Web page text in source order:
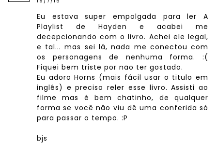
Eu estava super empolgada para ler A
Playlist de Hayden e acabei me
decepcionando com o livro. Achei ele legal,
e tal... mas sei lá, nada me conectou com
os personagens de nenhuma forma. :(
Fiquei bem triste por não ter gostado.
Eu adoro Horns (mais fácil usar o titulo em
inglês) e preciso reler esse livro. Assisti ao
filme mas é bem chatinho, de qualquer
forma se você não viu dê uma conferida só
para passar o tempo. :P
bjs